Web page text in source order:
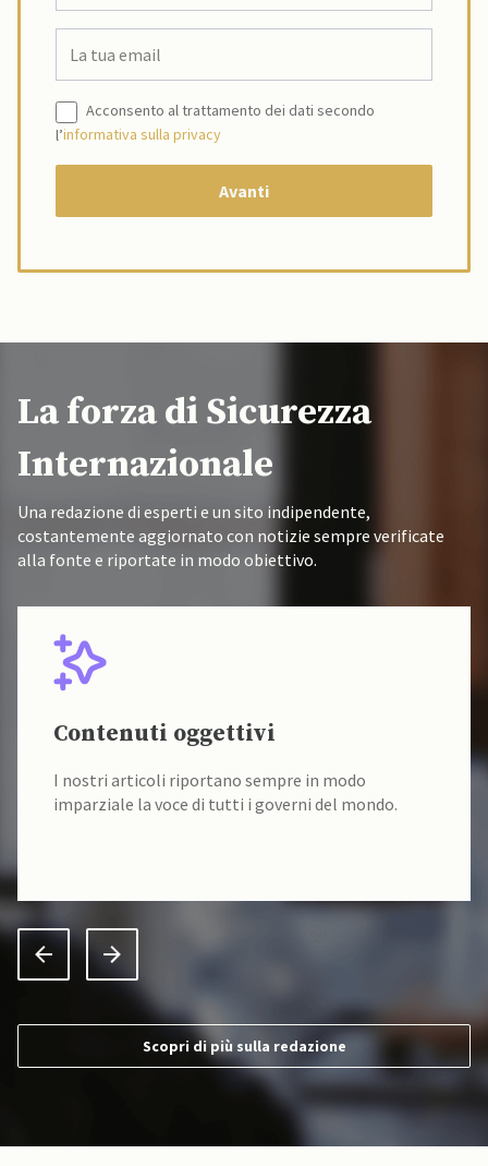
Acconsento al trattamento dei dati secondo
l’informativa sulla privacy
La forza di Sicurezza
Internazionale
Una redazione di esperti e un sito indipendente,
costantemente aggiornato con notizie sempre verificate
alla fonte e riportate in modo obiettivo.
Contenuti oggettivi
I nostri articoli riportano sempre in modo
imparziale la voce di tutti i governi del mondo.
Scopri di più sulla redazione